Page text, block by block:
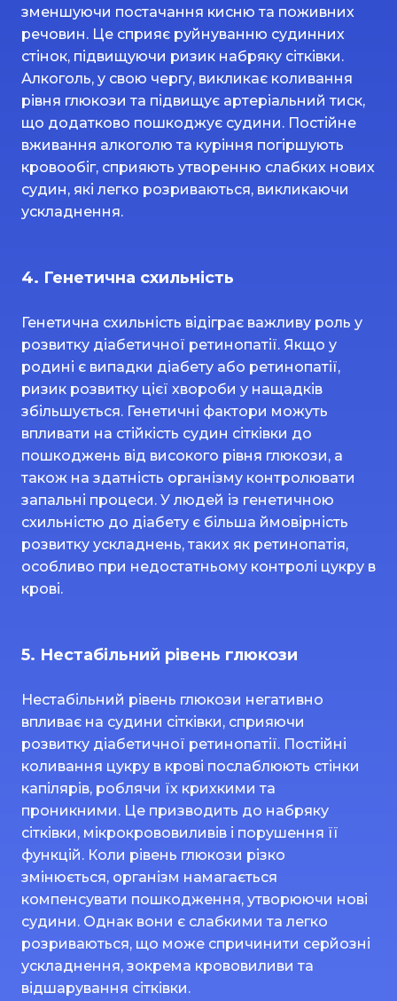
зменшуючи постачання кисню та поживних
речовин. Це сприяє руйнуванню судинних
стінок, підвищуючи ризик набряку сітківки.
Алкоголь, у свою чергу, викликає коливання
рівня глюкози та підвищує артеріальний тиск,
що додатково пошкоджує судини. Постійне
вживання алкоголю та куріння погіршують
кровообіг, сприяють утворенню слабких нових
судин, які легко розриваються, викликаючи
ускладнення.
4. Генетична схильність
Генетична схильність відіграє важливу роль у
розвитку діабетичної ретинопатії. Якщо у
родині є випадки діабету або ретинопатії,
ризик розвитку цієї хвороби у нащадків
збільшується. Генетичні фактори можуть
впливати на стійкість судин сітківки до
пошкоджень від високого рівня глюкози, а
також на здатність організму контролювати
запальні процеси. У людей із генетичною
схильністю до діабету є більша ймовірність
розвитку ускладнень, таких як ретинопатія,
особливо при недостатньому контролі цукру в
крові.
5. Нестабільний рівень глюкози
Нестабільний рівень глюкози негативно
впливає на судини сітківки, сприяючи
розвитку діабетичної ретинопатії. Постійні
коливання цукру в крові послаблюють стінки
капілярів, роблячи їх крихкими та
проникними. Це призводить до набряку
сітківки, мікрокрововиливів і порушення її
функцій. Коли рівень глюкози різко
змінюється, організм намагається
компенсувати пошкодження, утворюючи нові
судини. Однак вони є слабкими та легко
розриваються, що може спричинити серйозні
ускладнення, зокрема крововиливи та
відшарування сітківки.